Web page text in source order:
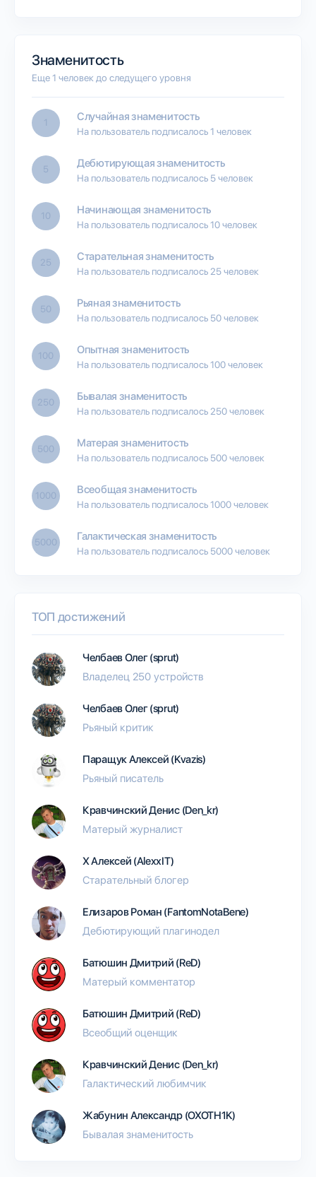
Знаменитость
Еще 1 человек до следущего уровня
1 Случайная знаменитость
На пользователь подписалось 1 человек
5 Дебютирующая знаменитость
На пользователь подписалось 5 человек
10 Начинающая знаменитость
На пользователь подписалось 10 человек
25 Старательная знаменитость
На пользователь подписалось 25 человек
50 Рьяная знаменитость
На пользователь подписалось 50 человек
100 Опытная знаменитость
На пользователь подписалось 100 человек
250 Бывалая знаменитость
На пользователь подписалось 250 человек
500 Матерая знаменитость
На пользователь подписалось 500 человек
1000 Всеобщая знаменитость
На пользователь подписалось 1000 человек
5000 Галактическая знаменитость
На пользователь подписалось 5000 человек
ТОП достижений
Челбаев Олег (sprut)
Владелец 250 устройств
Челбаев Олег (sprut)
Рьяный критик
Паращук Алексей (Kvazis)
Рьяный писатель
Кравчинский Денис (Den_kr)
Матерый журналист
Х Алексей (AlexxIT)
Старательный блогер
Елизаров Роман (FantomNotaBene)
Дебютирующий плагинодел
Батюшин Дмитрий (ReD)
Матерый комментатор
Батюшин Дмитрий (ReD)
Всеобщий оценщик
Кравчинский Денис (Den_kr)
Галактический любимчик
Жабунин Александр (OXOTH1K)
Бывалая знаменитость